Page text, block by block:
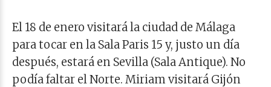
El 18 de enero visitará la ciudad de Málaga
para tocar en la Sala Paris 15 y, justo un día
después, estará en Sevilla (Sala Antique). No
podía faltar el Norte. Miriam visitará Gijón